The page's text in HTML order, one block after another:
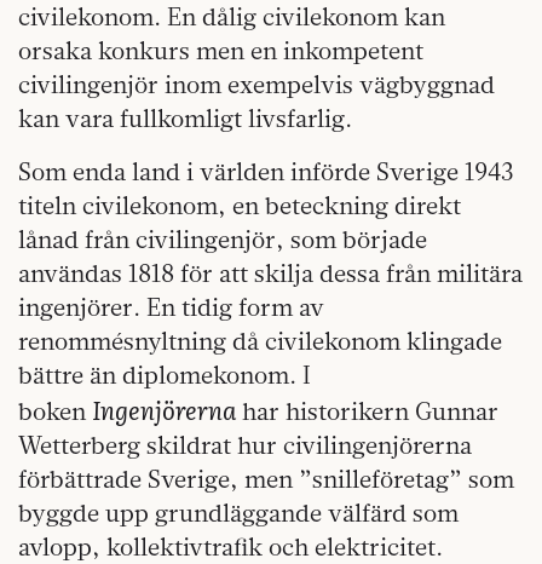
civilekonom. En dålig civilekonom kan
orsaka konkurs men en inkompetent
civilingenjör inom exempelvis vägbyggnad
kan vara fullkomligt livsfarlig.
Som enda land i världen införde Sverige 1943
titeln civilekonom, en beteckning direkt
lånad från civilingenjör, som började
användas 1818 för att skilja dessa från militära
ingenjörer. En tidig form av
renommésnyltning då civilekonom klingade
bättre än diplomekonom. I
boken Ingenjörerna har historikern Gunnar
Wetterberg skildrat hur civilingenjörerna
förbättrade Sverige, men ”snilleföretag” som
byggde upp grundläggande välfärd som
avlopp, kollektivtrafik och elektricitet.